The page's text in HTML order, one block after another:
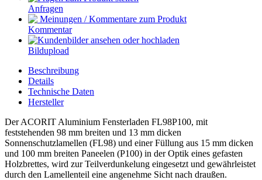
Anfragen
Kommentar
Bildupload
Beschreibung
Details
Technische Daten
Hersteller
Der ACORIT Aluminium Fensterladen FL98P100, mit
feststehenden 98 mm breiten und 13 mm dicken
Sonnenschutzlamellen (FL98) und einer Füllung aus 15 mm dicken
und 100 mm breiten Paneelen (P100) in der Optik eines gefasten
Holzbrettes, wird zur Teilverdunkelung eingesetzt und gewährleistet
durch den Lamellenteil eine angenehme Sicht nach draußen.